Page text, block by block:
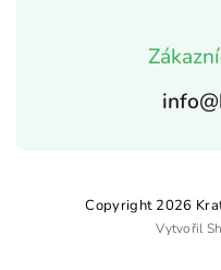
Copyright 2026
Vytvořil